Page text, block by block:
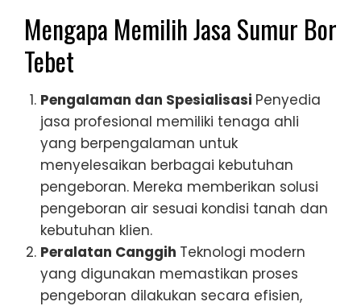
Mengapa Memilih Jasa Sumur Bor
Tebet
Pengalaman dan Spesialisasi Penyedia
jasa profesional memiliki tenaga ahli
yang berpengalaman untuk
menyelesaikan berbagai kebutuhan
pengeboran. Mereka memberikan solusi
pengeboran air sesuai kondisi tanah dan
kebutuhan klien.
Peralatan Canggih Teknologi modern
yang digunakan memastikan proses
pengeboran dilakukan secara efisien,